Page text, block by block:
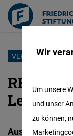
Direkt
Inhalt
VERANSTALTUNG
Ausgründung
Wir
Um unsere
und unser
zu können,